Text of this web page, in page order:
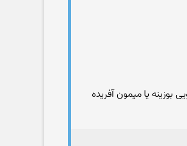
یا میمون آفریده